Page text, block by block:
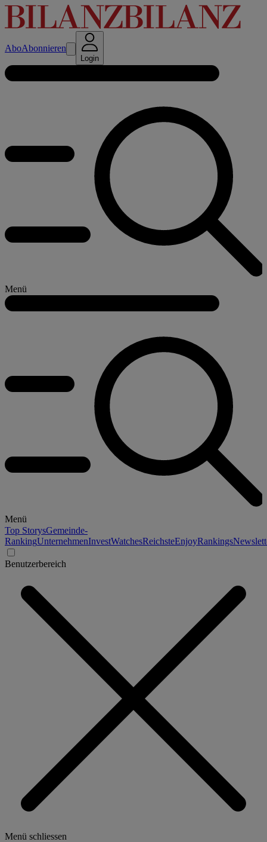
AboAbonnieren
Login
Menü
Menü
Top StorysGemeinde-
RankingUnternehmenInvestWatchesReichsteEnjoyRankings
Benutzerbereich
Menü schliessen